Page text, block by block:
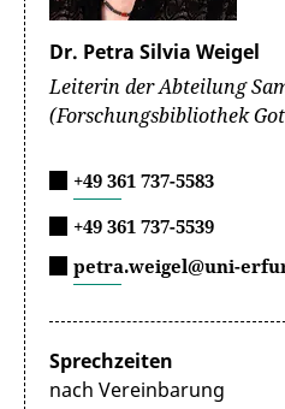
Dr. Petra Silvia Weigel
Leiterin der Abteilung
(Forschungsbibliothek
+49 361 737-5583
+49 361 737-5539
petra.weigel@uni-
Sprechzeiten
nach Vereinbarung